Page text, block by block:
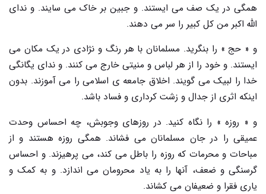
همگی در یک صف می ایستند. و جبین بر خاک می سایند. و ندای
الله اکبر من کل کبیر را سر می دهند.
و « حج » را بنگرید. مسلمانان با هر رنگ و نژادی در یک مکان می
ایستند. و خود را از هر لباس و منیتی خارج می کنند. و ندای یگانگی
خدا را لبیک می گویند. اخلاق جامعه ی اسلامی را می آموزند. بدون
اینکه اثری از جدال و زشت کرداری و فساد باشد.
و « روزه » را نگاه کنید. در روزهای وجوبش، چه احساس وحدت
عمیقی را در جان مسلمانان می فشاند. همگی روزه هستند و از
مباحات و محرمات که روزه را باطل می کند، می پرهیزند. و احساس
گرسنگی و ضعف، آنها را به یاد محرومان می اندازد. و به کمک و
یاری فقرا و ضعیفان می کشاند.